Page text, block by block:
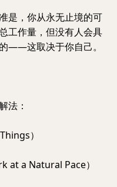
是，你从永无止境的可
工作量，但没有人会具
——这取决于你自己。
法：
）
at a Natural Pace）